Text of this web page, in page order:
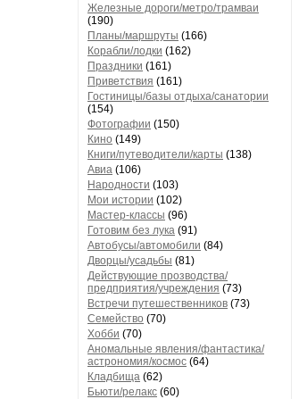
Железные дороги/метро/трамваи
(190)
Планы/маршруты (166)
Корабли/лодки (162)
Праздники (161)
Приветствия (161)
Гостиницы/базы отдыха/санатории
(154)
Фотографии (150)
Кино (149)
Книги/путеводители/карты (138)
Авиа (106)
Народности (103)
Мои истории (102)
Мастер-классы (96)
Готовим без лука (91)
Автобусы/автомобили (84)
Дворцы/усадьбы (81)
Действующие прозводства/
предприятия/учреждения (73)
Встречи путешественников (73)
Семейство (70)
Хобби (70)
Аномальные явления/фантастика/
астрономия/космос (64)
Кладбища (62)
Бьюти/релакс (60)